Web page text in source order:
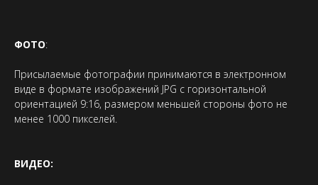
ФОТО:
Присылаемые фотографии принимаются в электронном
виде в формате изображений JPG с горизонтальной
ориентацией 9:16, размером меньшей стороны фото не
менее 1000 пикселей.
ВИДЕО: